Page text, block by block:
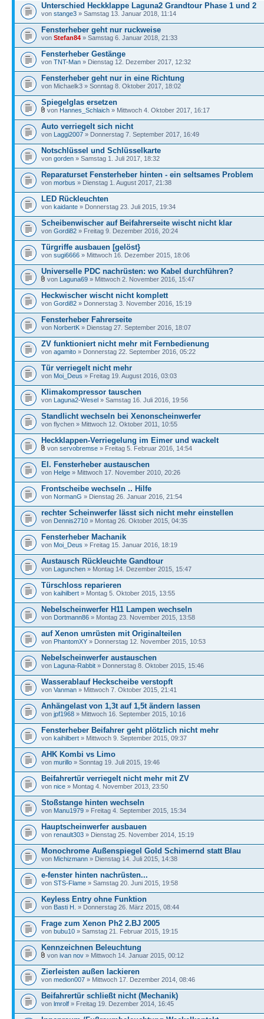
Unterschied Heckklappe Laguna2 Grandtour Phase 1 und 2
von stange3 » Samstag 13. Januar 2018, 11:14
Fensterheber geht nur ruckweise
von Stefan84 » Samstag 6. Januar 2018, 21:33
Fensterheber Gestänge
von TNT-Man » Dienstag 12. Dezember 2017, 12:32
Fensterheber geht nur in eine Richtung
von Michaelk3 » Sonntag 8. Oktober 2017, 18:02
Spiegelglas ersetzen
von Hannes_Schlaich » Mittwoch 4. Oktober 2017, 16:17
Auto verriegelt sich nicht
von Laggi2007 » Donnerstag 7. September 2017, 16:49
Notschlüssel und Schlüsselkarte
von gorden » Samstag 1. Juli 2017, 18:32
Reparaturset Fensterheber hinten - ein seltsames Problem
von morbus » Dienstag 1. August 2017, 21:38
LED Rückleuchten
von kaidante » Donnerstag 23. Juli 2015, 19:34
Scheibenwischer auf Beifahrerseite wischt nicht klar
von Gordi82 » Freitag 9. Dezember 2016, 20:24
Türgriffe ausbauen [gelöst}
von sugi6666 » Mittwoch 16. Dezember 2015, 18:06
Universelle PDC nachrüsten: wo Kabel durchführen?
von Laguna69 » Mittwoch 2. November 2016, 15:47
Heckwischer wischt nicht komplett
von Gordi82 » Donnerstag 3. November 2016, 15:19
Fensterheber Fahrerseite
von NorbertK » Dienstag 27. September 2016, 18:07
ZV funktioniert nicht mehr mit Fernbedienung
von agamito » Donnerstag 22. September 2016, 05:22
Tür verriegelt nicht mehr
von Moi_Deus » Freitag 19. August 2016, 03:03
Klimakompressor tauschen
von Laguna2-Wesel » Samstag 16. Juli 2016, 19:56
Standlicht wechseln bei Xenonscheinwerfer
von flychen » Mittwoch 12. Oktober 2011, 10:55
Heckklappen-Verriegelung im Eimer und wackelt
von servobremse » Freitag 5. Februar 2016, 14:54
El. Fensterheber austauschen
von Helge » Mittwoch 17. November 2010, 20:26
Frontscheibe wechseln .. Hilfe
von NormanG » Dienstag 26. Januar 2016, 21:54
rechter Scheinwerfer lässt sich nicht mehr einstellen
von Dennis2710 » Montag 26. Oktober 2015, 04:35
Fensterheber Machanik
von Moi_Deus » Freitag 15. Januar 2016, 18:19
Austausch Rückleuchte Gandtour
von Lagunchen » Montag 14. Dezember 2015, 15:47
Türschloss reparieren
von kaihilbert » Montag 5. Oktober 2015, 13:55
Nebelscheinwerfer H11 Lampen wechseln
von Dortmann86 » Montag 23. November 2015, 13:58
auf Xenon umrüsten mit Originalteilen
von PhantomXY » Donnerstag 12. November 2015, 10:53
Nebelscheinwerfer austauschen
von Laguna-Rabbit » Donnerstag 8. Oktober 2015, 15:46
Wasserablauf Heckscheibe verstopft
von Vanman » Mittwoch 7. Oktober 2015, 21:41
Anhängelast von 1,3t auf 1,5t ändern lassen
von jpf1968 » Mittwoch 16. September 2015, 10:16
Fensterheber Beifahrer geht plötzlich nicht mehr
von kaihilbert » Mittwoch 9. September 2015, 09:37
AHK Kombi vs Limo
von murillo » Sonntag 19. Juli 2015, 19:46
Beifahrertür verriegelt nicht mehr mit ZV
von nice » Montag 4. November 2013, 23:50
Stoßstange hinten wechseln
von Manu1979 » Freitag 4. September 2015, 15:34
Hauptscheinwerfer ausbauen
von renault303 » Dienstag 25. November 2014, 15:19
Monochrome Außenspiegel Gold Schimernd statt Blau
von Michizmann » Dienstag 14. Juli 2015, 14:38
e-fenster hinten nachrüsten...
von STS-Flame » Samstag 20. Juni 2015, 19:58
Keyless Entry ohne Funktion
von Basti H. » Donnerstag 26. März 2015, 08:44
Frage zum Xenon Ph2 2.BJ 2005
von bubu10 » Samstag 21. Februar 2015, 19:15
Kennzeichnen Beleuchtung
von ivan nov » Mittwoch 14. Januar 2015, 00:12
Zierleisten außen lackieren
von medion007 » Mittwoch 17. Dezember 2014, 08:46
Beifahrertür schließt nicht (Mechanik)
von lmrolf » Freitag 19. Dezember 2014, 16:45